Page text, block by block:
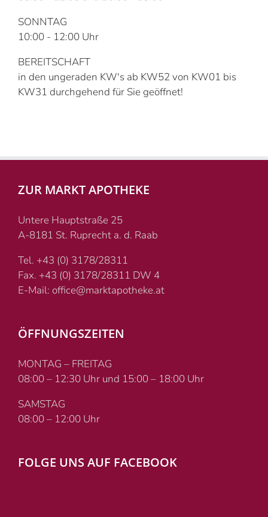
SONNTAG
10:00 - 12:00 Uhr
BEREITSCHAFT
in den ungeraden KW's ab KW52 von KW01 bis
KW31 durchgehend für Sie geöffnet!
ZUR MARKT APOTHEKE
Untere Hauptstraße 25
A-8181 St. Ruprecht a. d. Raab
Tel. +43 (0) 3178/28311
Fax. +43 (0) 3178/28311 DW 4
E-Mail: office@marktapotheke.at
ÖFFNUNGSZEITEN
MONTAG – FREITAG
08:00 – 12:30 Uhr und 15:00 – 18:00 Uhr
SAMSTAG
08:00 – 12:00 Uhr
FOLGE UNS AUF FACEBOOK